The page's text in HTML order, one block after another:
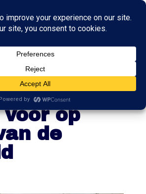
loon in de
GL-
voor op
de